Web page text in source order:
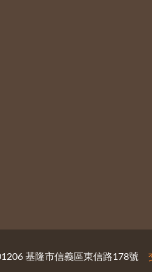
基隆市信義區東信路178號